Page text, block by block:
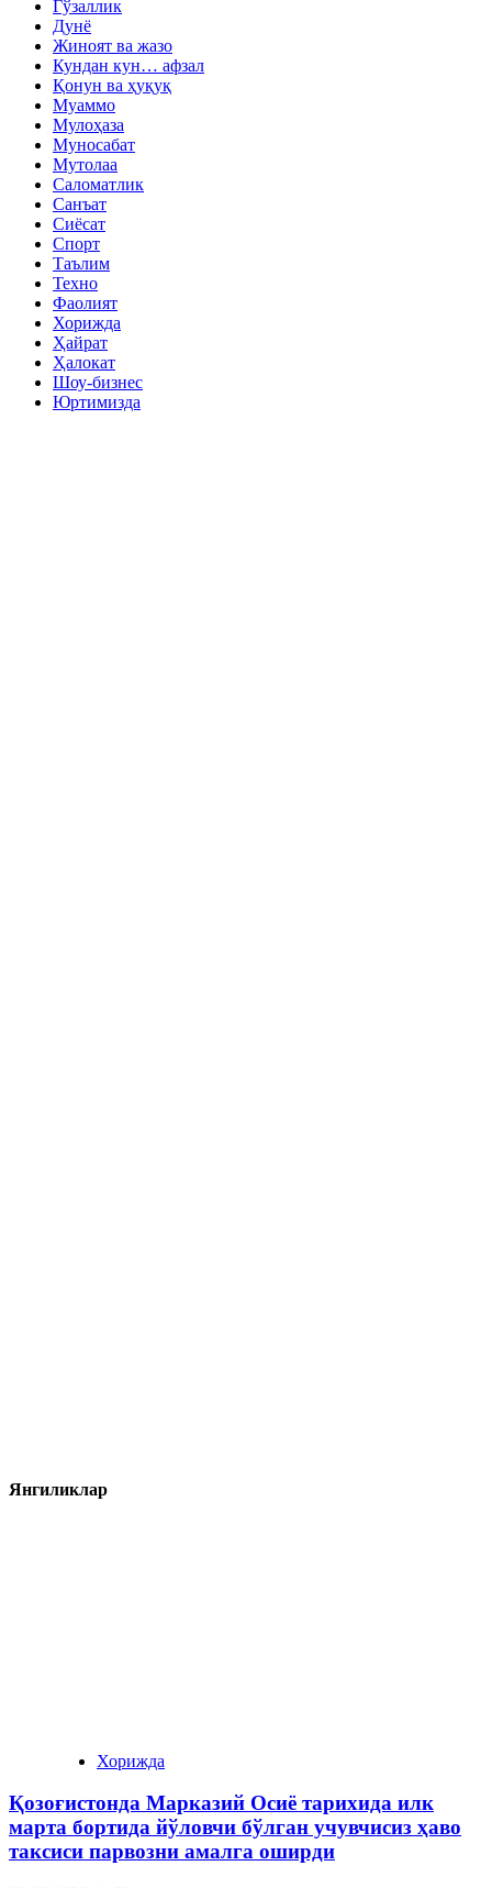
Гўзаллик
Дунё
Жиноят ва жазо
Кундан кун… афзал
Қонун ва ҳуқуқ
Муаммо
Мулоҳаза
Муносабат
Мутолаа
Саломатлик
Санъат
Сиёсат
Спорт
Таълим
Техно
Фаолият
Хорижда
Ҳайрат
Ҳалокат
Шоу-бизнес
Юртимизда
Янгиликлар
Хорижда
Қозоғистонда Марказий Осиё тарихида илк
марта бортида йўловчи бўлган учувчисиз ҳаво
таксиси парвозни амалга оширди